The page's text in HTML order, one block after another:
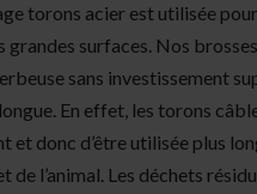
torons acier est utilisée
grandes surfaces. Nos
sans investissement
En effet, les torons
et donc d’être utilisée plus
de l’animal. Les déchets